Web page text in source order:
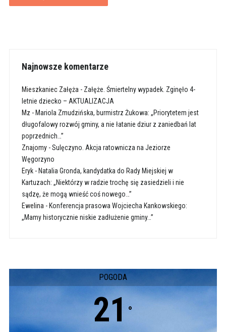
Najnowsze komentarze
Mieszkaniec Załęża - Załęże. Śmiertelny wypadek. Zginęło 4-
letnie dziecko – AKTUALIZACJA
Mz -Mariola Zmudzińska, burmistrz Żukowa: „Priorytetem jest
długofalowy rozwój gminy, a nie łatanie dziur z zaniedbań lat
poprzednich…”
Znajomy-Sulęczyno. Akcja ratownicza na Jeziorze
Węgorzyno
Eryk-Natalia Gronda, kandydatka do Rady Miejskiej w
Kartuzach: „Niektórzy w radzie trochę się zasiedzieli i nie
sądzę, że mogą wnieść coś nowego…”
Ewelina -Konferencja prasowa Wojciecha Kankowskiego:
„Mamy historycznie niskie zadłużenie gminy…”
POGODA
21 °